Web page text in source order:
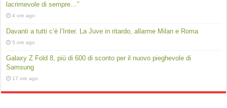
lacrimevole di sempre…”
4 ore ago
Davanti a tutti c’è l’Inter. La Juve in ritardo, allarme Milan e Roma
5 ore ago
Galaxy Z Fold 8, più di 600 di sconto per il nuovo pieghevole di
Samsung
17 ore ago